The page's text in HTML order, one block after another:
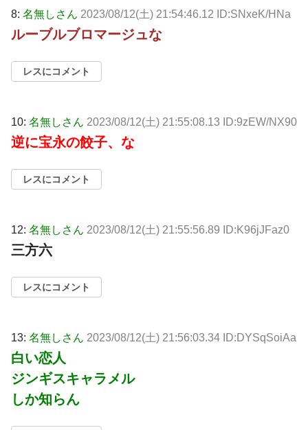
8: 名無しさん 2023/08/12(土) 21:54:46.12 ID:SNxeK/HNa
ルーブルブロマージュな
レスにコメント
10: 名無しさん 2023/08/12(土) 21:55:08.13 ID:9zEW/NX90
逆に宝永の餃子、な
レスにコメント
12: 名無しさん 2023/08/12(土) 21:55:56.89 ID:K96jJFaz0
三方六
レスにコメント
13: 名無しさん 2023/08/12(土) 21:56:03.34 ID:DYSqSoiAa
白い恋人
ジンギスキャラメル
しか知らん